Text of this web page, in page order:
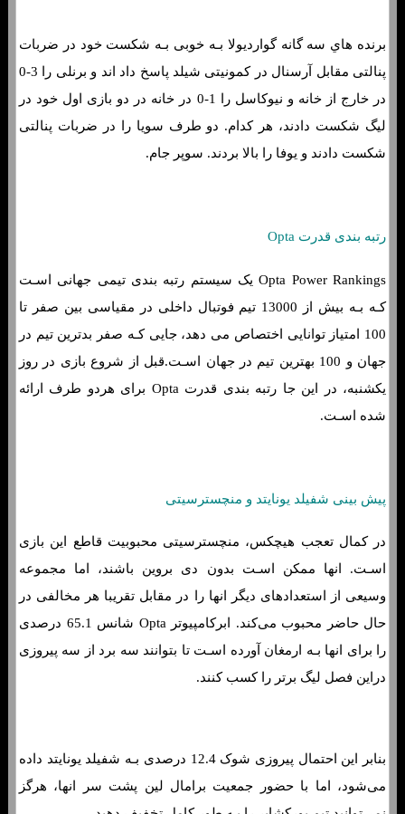
برنده هاي‌ سه گانه گواردیولا بـه خوبی بـه شکست خود در ضربات
پنالتی مقابل آرسنال در کمونیتی شیلد پاسخ داد اند و برنلی را 3-0
در خارج از خانه و نیوکاسل را 1-0 در خانه در دو بازی اول خود در
لیگ شکست دادند، هر کدام. دو طرف سویا را در ضربات پنالتی
شکست دادند و یوفا را بالا بردند. سوپر جام.
رتبه بندی قدرت Opta
Opta Power Rankings یک سیستم رتبه بندی تیمی جهانی اسـت
کـه بـه بیش از 13000 تیم فوتبال داخلی در مقیاسی بین صفر تا
100 امتیاز توانایی اختصاص می دهد، جایی کـه صفر بدترین تیم در
جهان و 100 بهترین تیم در جهان اسـت.قبل از شروع بازی در روز
یکشنبه، در این جا رتبه بندی قدرت Opta برای هردو طرف ارائه
شده اسـت.
پیش بینی شفیلد یونایتد و منچسترسیتی
در کمال تعجب هیچکس، منچسترسیتی محبوبیت قاطع این بازی
اسـت. انها ممکن اسـت بدون دی بروین باشند، اما مجموعه
وسیعی از استعدادهای دیگر انها را در مقابل تقریبا هر مخالفی در
حال حاضر محبوب می‌کند. ابرکامپیوتر Opta شانس 65.1 درصدی
را برای انها بـه ارمغان آورده اسـت تا بتوانند سه برد از سه پیروزی
دراین فصل لیگ برتر را کسب کنند.
بنابر این احتمال پیروزی شوک 12.4 درصدی بـه شفیلد یونایتد داده
می‌شود، اما با حضور جمعیت برامال لین پشت سر انها، هرگز